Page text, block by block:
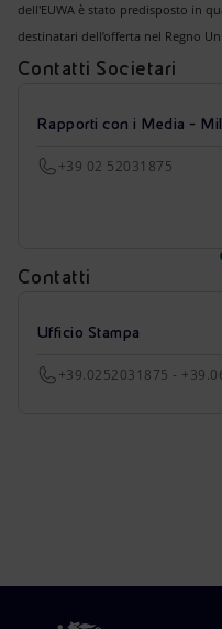
dell'EUWA è stato predisposto in
destinatari dell’offerta nel Regno
Contatti Societari
Rapporti con i Media -
+39 02 52031875
Contatti
Ufficio Stampa
+39.0252031875 -